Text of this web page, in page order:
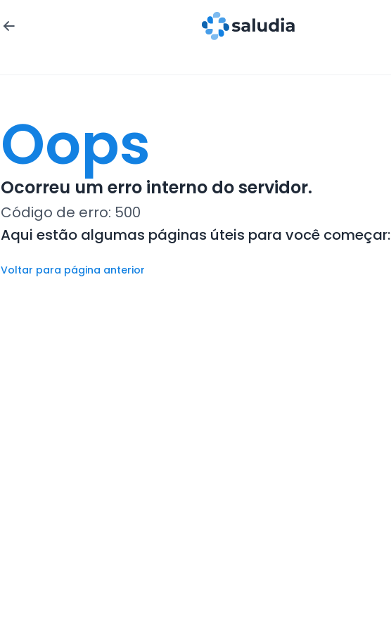
Oops
Ocorreu um erro interno do servidor.
Código de erro: 500
Aqui estão algumas páginas úteis para você começar:
Voltar para página anterior